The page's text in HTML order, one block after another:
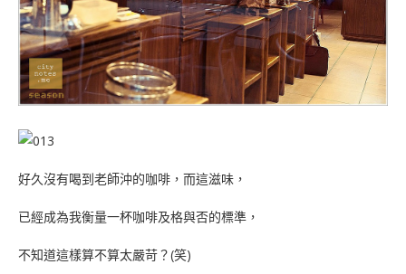
好久沒有喝到老師沖的咖啡，而這滋味，
已經成為我衡量一杯咖啡及格與否的標準，
不知道這樣算不算太嚴苛？(笑)